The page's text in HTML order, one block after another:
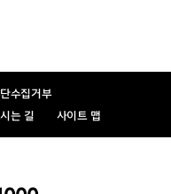
수집거부
는 길 사이트 맵